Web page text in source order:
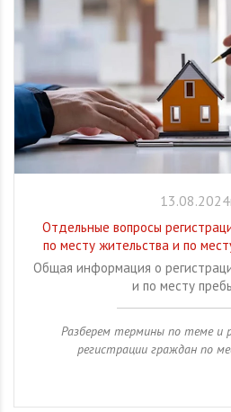
Отдельные вопросы
по месту жительства и по
Общая информация о
и по месту
Разберем термины по теме и
регистрации граждан по